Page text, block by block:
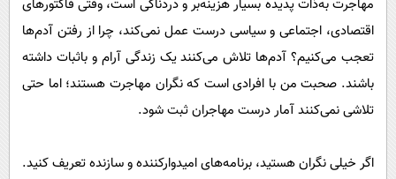
مهاجرت به‌ذات پدیده بسیار هزینه‌بر و دردناکی است، وقتی فاکتور‌های
اقتصادی، اجتماعی و سیاسی درست عمل نمی‌کند، چرا از رفتن آدم‌ها
تعجب می‌کنیم؟ آدم‌ها تلاش می‌کنند یک زندگی آرام و باثبات داشته
باشند. صحبت من با افرادی است که نگران مهاجرت هستند؛ اما حتی
تلاشی نمی‌کنند آمار درست مهاجران ثبت شود.
اگر خیلی نگران هستید، برنامه‌های امیدوارکننده و سازنده تعریف کنید.